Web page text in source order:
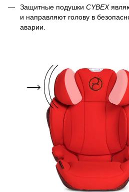
Защитные подушки CYBEX
и направляют голову в
аварии.